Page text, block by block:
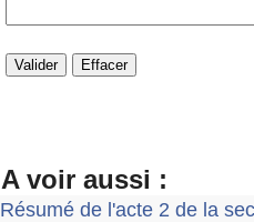
A voir aussi :
Résumé de l'acte 2 de la